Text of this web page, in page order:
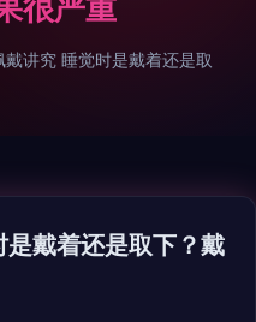
很严重
戴讲究 睡觉时是戴着还是取
戴着还是取下？戴